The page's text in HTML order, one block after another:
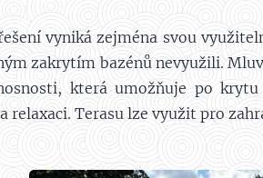
vyniká zejména svou
zakrytím bazénů nevyužili.
která umožňuje po
relaxaci. Terasu lze využit pro